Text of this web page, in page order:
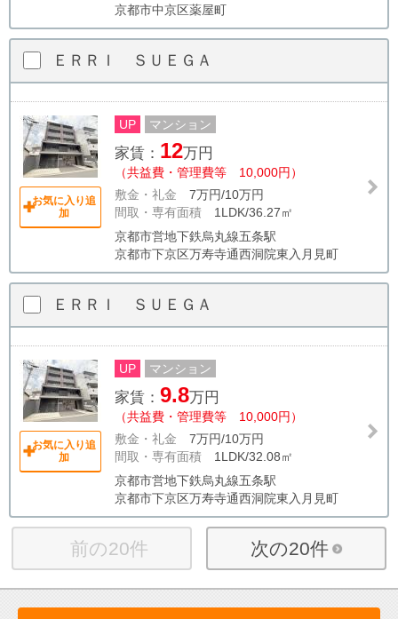
京都市中京区薬屋町
ＥＲＲＩ ＳＵＥＧＡ
お気に入り追
加
UP マンション
家賃： 12万円
（共益費・管理費等 10,000円）
敷金・礼金 7万円/10万円
間取・専有面積 1LDK/36.27㎡
京都市営地下鉄烏丸線五条駅
京都市下京区万寿寺通西洞院東入月見町
ＥＲＲＩ ＳＵＥＧＡ
お気に入り追
加
UP マンション
家賃： 9.8万円
（共益費・管理費等 10,000円）
敷金・礼金 7万円/10万円
間取・専有面積 1LDK/32.08㎡
京都市営地下鉄烏丸線五条駅
京都市下京区万寿寺通西洞院東入月見町
前の20件 次の20件